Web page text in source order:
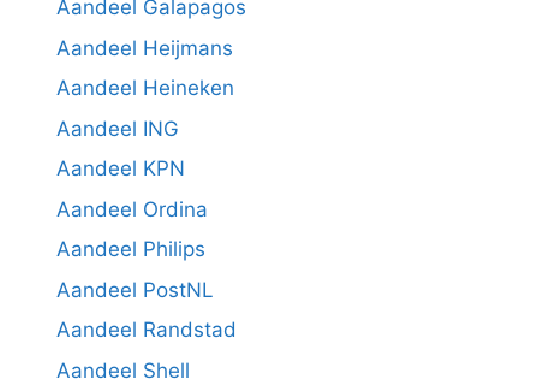
Aandeel Galapagos
Aandeel Heijmans
Aandeel Heineken
Aandeel ING
Aandeel KPN
Aandeel Ordina
Aandeel Philips
Aandeel PostNL
Aandeel Randstad
Aandeel Shell